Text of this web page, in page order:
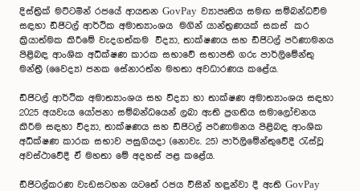
දිස්ත්‍රික් මට්ටමින් රජයේ ආයතන GovPay ව්‍යාපෘතිය සමඟ සම්බන්ධවීම
සඳහා ඩිජිටල් ආර්ථික අමාත්‍යාංශය මගින් යාන්ත්‍රණයක් සකස් කර
ක්‍රියාත්මක කිරීමේ වැදගත්කම විද්‍යා, තාක්ෂණය සහ ඩිජිටල් පරිණාමනය
පිළිබඳ ආංශික අධීක්ෂණ කාරක සභාවේ සභාපති ගරු පාර්ලිමේන්තු
මන්ත්‍රී (වෛද්‍ය) ජනක සේනාරත්න මහතා අවධාරණය කළේය.
ඩිජිටල් ආර්ථික අමාත්‍යාංශය සහ විද්‍යා හා තාක්ෂණ අමාත්‍යාංශය සඳහා
2025 අයවැය යෝජනා සම්බන්ධයෙන් ලබා ඇති ප්‍රගතිය සමාලෝචනය
කිරීම සඳහා විද්‍යා, තාක්ෂණය සහ ඩිජිටල් පරිණාමනය පිළිබඳ ආංශික
අධීක්ෂණ කාරක සභාව පසුගියදා (නොවැ. 25) පාර්ලිමේන්තුවේදී රැස්වූ
අවස්ථාවේදී ඒ මහතා මේ අදහස් පළ කළේය.
ඩිජිටල්කරණ වැඩසටහන යටතේ රජය විසින් හඳුන්වා දී ඇති GovPay